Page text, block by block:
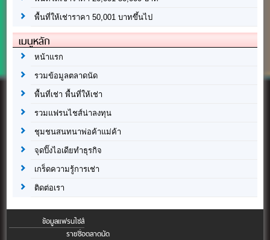
พื้นที่ให้เช่าราคา 50,001 บาทขึ้นไป
เมนูหลัก
หน้าแรก
รวมข้อมูลตลาดนัด
พื้นที่เช่า พื้นที่ให้เช่า
รวมแฟรนไชส์น่าลงทุน
ชุมชนสนทนาพ่อค้าแม่ค้า
จุดปิ๊งไอเดียทำธุรกิจ
เกร็ดความรู้การเช่า
ติดต่อเรา
ข้อมูลแฟรนไชส์
รายชื่อตลาดนัด